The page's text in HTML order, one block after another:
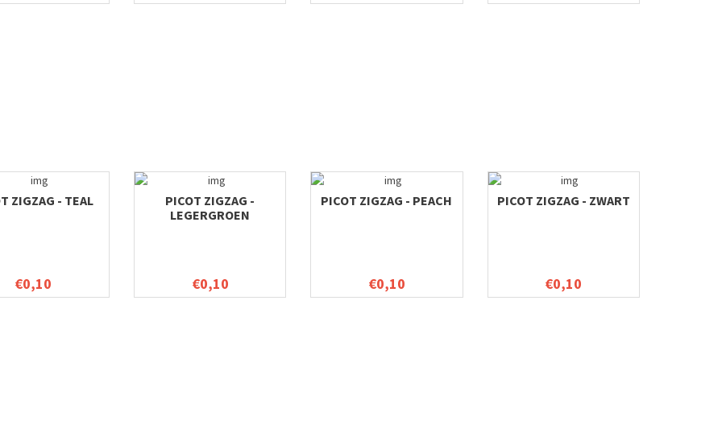
ZIGZAG - TEAL
€0,10
PICOT ZIGZAG -
LEGERGROEN
€0,10
PICOT ZIGZAG - PEACH
€0,10
PICOT ZIGZAG - ZWART
€0,10